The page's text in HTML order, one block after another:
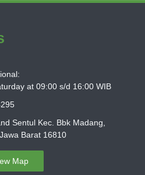
at 09:00 s/d 16:00 WIB
Sentul Kec. Bbk Madang,
Barat 16810
Map